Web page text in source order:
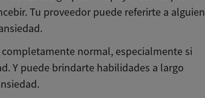
Tu proveedor puede referirte a alguien
normal, especialmente si
Y puede brindarte habilidades a largo